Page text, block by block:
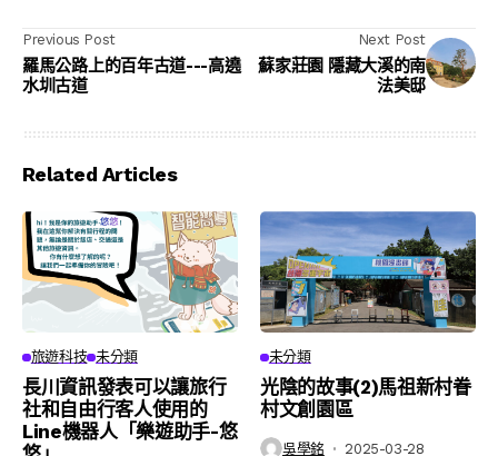
Previous Post
羅馬公路上的百年古道---高遶
水圳古道
Next Post
蘇家莊園 隱藏大溪的南
法美邸
Related Articles
旅遊科技 未分類
長川資訊發表可以讓旅行
社和自由行客人使用的
Line機器人「樂遊助手-悠
未分類
光陰的故事(2)馬祖新村眷
村文創園區
吳學銘 2025-03-28